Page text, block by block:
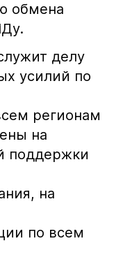
обмена
делу
усилий по
регионам
на
поддержки
на
по всем